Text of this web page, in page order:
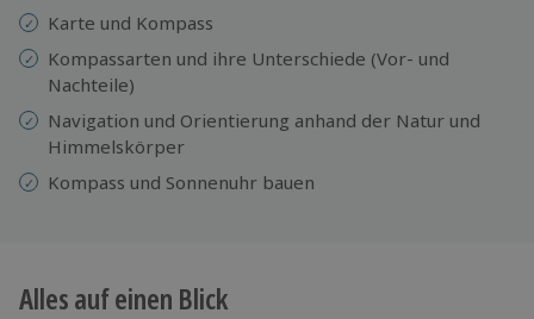
Karte und Kompass
Kompassarten und ihre Unterschiede (Vor- und
Nachteile)
Navigation und Orientierung anhand der Natur und
Himmelskörper
Kompass und Sonnenuhr bauen
Alles auf einen Blick